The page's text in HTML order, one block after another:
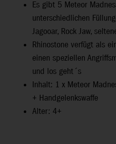
Es gibt 5 Meteor
unterschiedlichen
Jagooar, Rock Jaw,
Rhinostone verfügt als
einen speziellen
und los geht´s
Inhalt: 1 x Meteor
+ Handgelenkswaffe
Alter: 4+